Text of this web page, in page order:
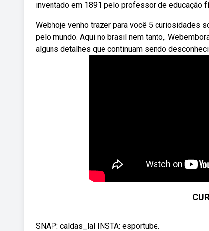
inventado em 1891 pelo professor de educação
Webhoje venho trazer para você 5 curiosidades
pelo mundo. Aqui no brasil nem tanto,.
alguns detalhes que continuam sendo
SNAP: caldas_lal INSTA: esportube.